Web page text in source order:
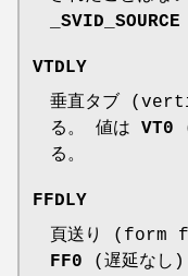
_SVID_SOURCE
VTDLY
垂直タブ
る。 値は VT0
る。
FFDLY
頁送り (form
FF0 (遅延なし)